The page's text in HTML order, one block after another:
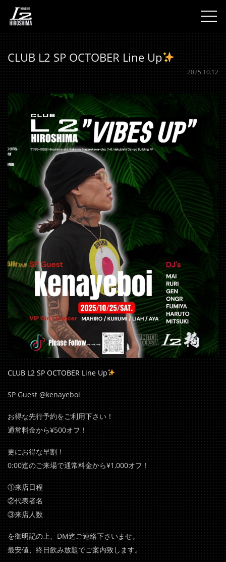
CLUB L2 SP OCTOBER Line Up
2025.10.12
CLUB L2 SP OCTOBER Line Up
SP Guest @kenayeboi
お得な先行予約をご利用下さい！
通常料金から¥500オフ！
更にお得な早割！
0:00迄のご来場で通常料金から¥1,000オフ！
①来店日程
②代表者名
③来店人数
を御明記の上、DM迄ご連絡下さいませ。
最安値、終日飲み放題でご案内致します。